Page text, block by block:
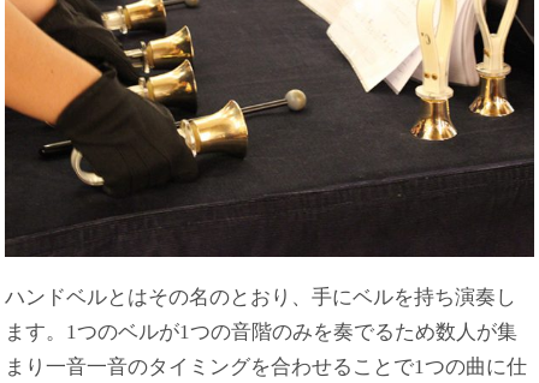
ハンドベルとはその名のとおり、手にベルを持ち演奏し
ます。1つのベルが1つの音階のみを奏でるため数人が集
まり一音一音のタイミングを合わせることで1つの曲に仕